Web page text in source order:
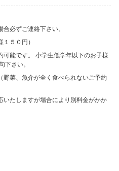
必ずご連絡下さい。
５０円）
可能です。 小学生低学年以下のお子様
下さい。
野菜、魚介が全く食べられないご予約
いたしますが場合により別料金がかか